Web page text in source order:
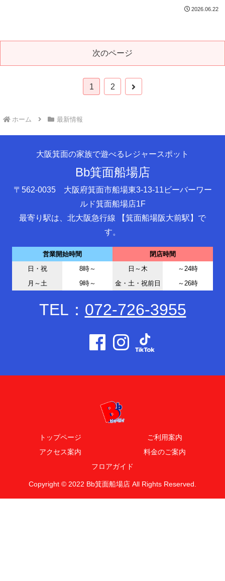
2026.06.22
次のページ
1 2
次
ホーム 最新情報
大阪箕面の家族で遊べるレジャースポット
Bb箕面船場店
〒562-0035 大阪府箕面市船場東3-13-11ビーバーワー
ルド箕面船場店1F
最寄り駅は、北大阪急行線 【箕面船場阪大前駅】で
す。
営業開始時間
閉店時間
日・祝
8時～ 日～木
～24時
月～土
9時～ 金・土・祝前日 ～26時
TEL： 072-726-3955
トップページ
ご利用案内
アクセス案内
料金のご案内
フロアガイド
Copyright © 2022 Bb箕面船場店 All Rights Reserved.